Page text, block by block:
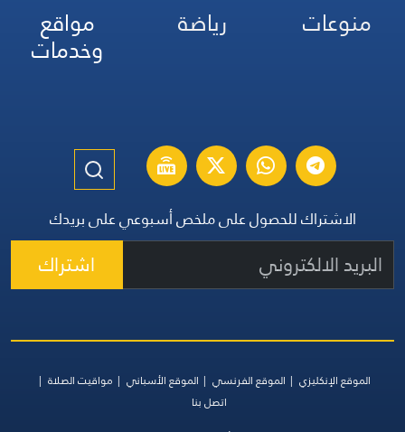
منوعات
رياضة مواقع
وخدمات
الاشتراك للحصول على ملخص أسبوعي على بريدك
اشتراك
الموقع الإنكليزي الموقع الفرنسي الموقع الأسباني
مواقيت الصلاة
اتصل بنا